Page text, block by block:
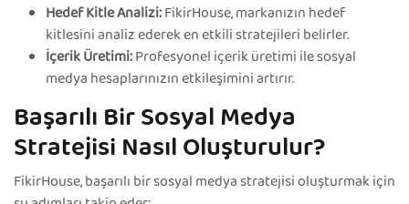
Hedef Kitle Analizi:FikirHouse, markanızın hedef
kitlesini analiz ederek en etkili stratejileri belirler.
İçerik Üretimi:Profesyonel içerik üretimi ile sosyal
medya hesaplarınızın etkileşimini artırır.
Başarılı Bir Sosyal Medya
Stratejisi Nasıl Oluşturulur?
FikirHouse, başarılı bir sosyal medya stratejisi oluşturmak için